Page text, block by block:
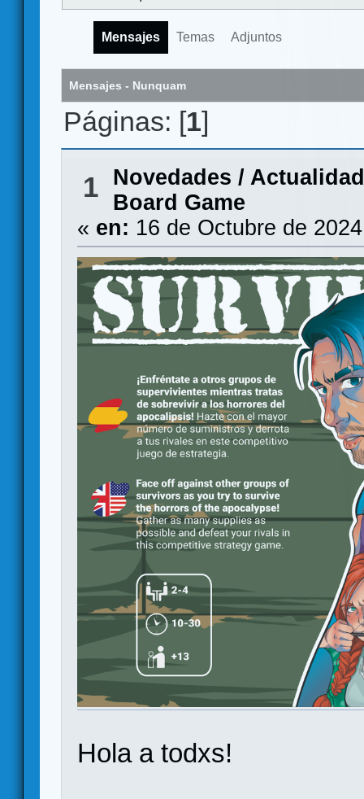
Mensajes Temas Adjuntos
Mensajes - Nunquam
Páginas: [1]
1
Novedades / Actualidad
Board Game
« en: 16 de Octubre de
Hola a todxs!